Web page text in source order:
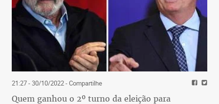
21:27 - 30/10/2022- Compartilhe
Quem ganhou o 2º turno da eleição para